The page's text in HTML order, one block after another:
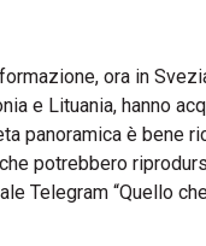
ora in
e Lituania, hanno
panoramica è bene
potrebbero
Telegram “Quello